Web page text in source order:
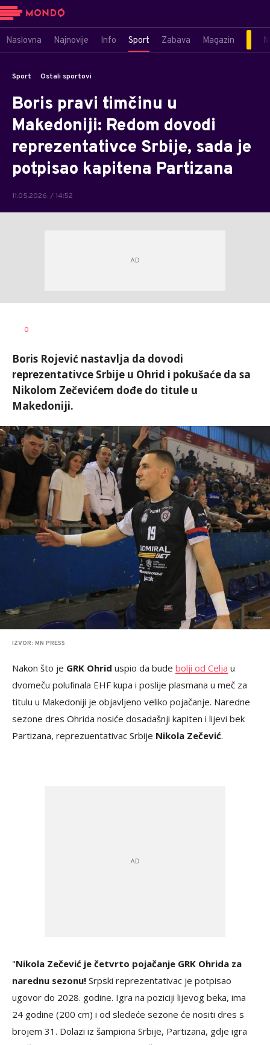
Naslovna Najnovije Info Sport Zabava Magazin
Sport Ostali sportovi
Boris pravi timčinu u
Makedoniji: Redom dovodi
reprezentativce Srbije, sada je
potpisao kapitena Partizana
11.05.2026. / 14:52
0
Boris Rojević nastavlja da dovodi
reprezentativce Srbije u Ohrid i pokušaće da sa
Nikolom Zečevićem dođe do titule u
Makedoniji.
IZVOR: MN PRESS
Nakon što je GRK Ohrid uspio da bude bolji od Celja u
dvomeču polufinala EHF kupa i poslije plasmana u meč za
titulu u Makedoniji je objavljeno veliko pojačanje. Naredne
sezone dres Ohrida nosiće dosadašnji kapiten i lijevi bek
Partizana, reprezuentativac Srbije Nikola Zečević.
"Nikola Zečević je četvrto pojačanje GRK Ohrida za
narednu sezonu! Srpski reprezentativac je potpisao
ugovor do 2028. godine. Igra na poziciji lijevog beka, ima
24 godine (200 cm) i od sledeće sezone će nositi dres s
brojem 31. Dolazi iz šampiona Srbije, Partizana, gdje igra